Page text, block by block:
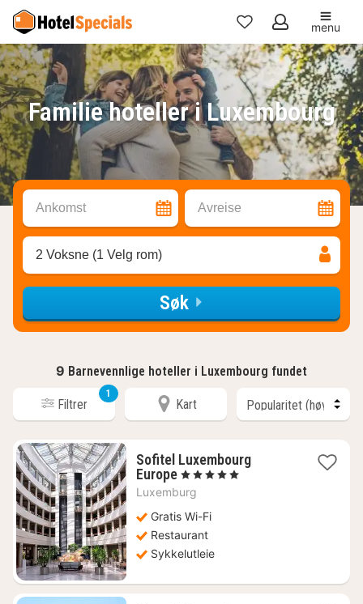
Mine
favoritter
menu
Familie hoteller i Luxembourg
Ankomst Avreise
2 Voksne (1 Velg rom)
Søk
9 Barnevennlige hoteller i Luxembourg fundet
Filtrer
1
Kart
Sofitel Luxembourg
Europe1
natt
fra
2230
kr.
, 5 Stjerner
Luxemburg
Gratis Wi-Fi
Restaurant
Sykkelutleie